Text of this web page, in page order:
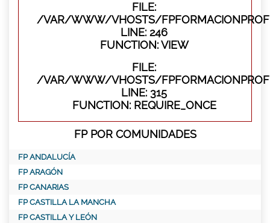
FILE:
/VAR/WWW/VHOSTS/
LINE: 246
FUNCTION: VIEW
FILE:
/VAR/WWW/VHOSTS/
LINE: 315
FUNCTION: REQUIRE_ONCE
FP POR COMUNIDADES
FP ANDALUCÍA
FP ARAGÓN
FP CANARIAS
FP CASTILLA LA MANCHA
FP CASTILLA Y LEÓN